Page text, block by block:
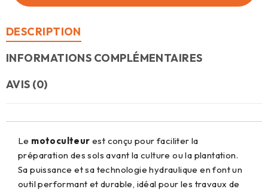
DESCRIPTION
INFORMATIONS COMPLÉMENTAIRES
AVIS (0)
Le motoculteur est conçu pour faciliter la
préparation des sols avant la culture ou la plantation.
Sa puissance et sa technologie hydraulique en font un
outil performant et durable, idéal pour les travaux de